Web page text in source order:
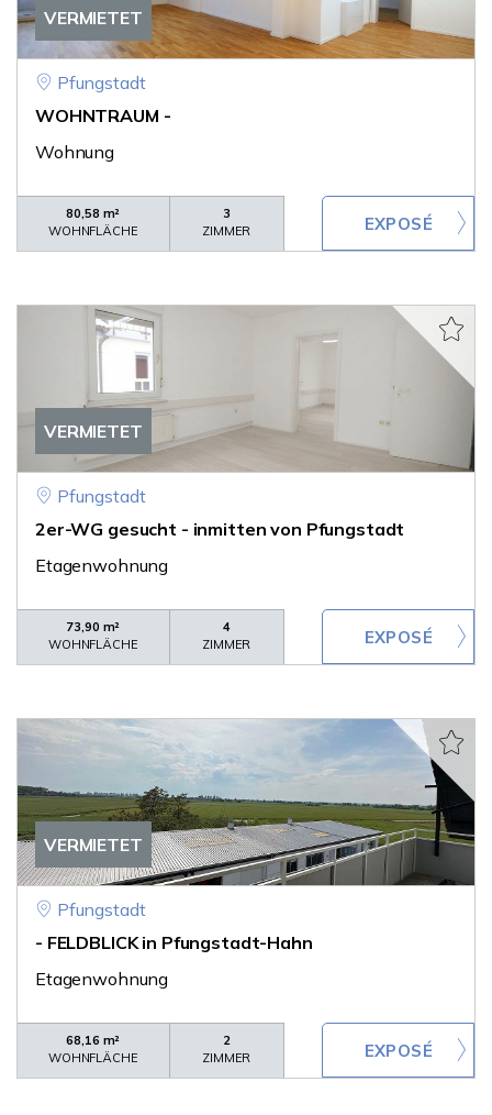
VERMIETET
Pfungstadt
WOHNTRAUM -
Wohnung
80,58 m²
WOHNFLÄCHE
3
ZIMMER
VERMIETET
Pfungstadt
2er-WG gesucht - inmitten von Pfungstadt
Etagenwohnung
73,90 m²
WOHNFLÄCHE
4
ZIMMER
VERMIETET
Pfungstadt
- FELDBLICK in Pfungstadt-Hahn
Etagenwohnung
68,16 m²
WOHNFLÄCHE
2
ZIMMER